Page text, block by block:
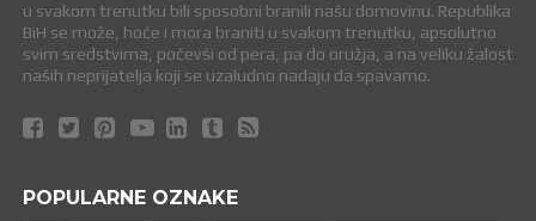
u svakom trenutku bili sposobni branili našu domovinu. Republika
BiH se može, hoće i mora braniti u svakom trenutku, apsolutno
svim sredstvima, počevši od pera, pa do oružja, a na veliku žalost
naših neprijatelja koji se uzaludno nadaju da spavamo.
POPULARNE OZNAKE